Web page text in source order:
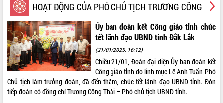
Thứ trưởng Bộ Nông nghiệp và Môi
trường Nguyễn Hoàng Hiệp khảo sát
vùng trồng và doanh nghiệp đóng gói
sầu riêng tại Đắk Lắk
Trình diễn nghệ thuật chế biến các
món ăn từ sầu riêng
Đắk Lắk công bố Quy hoạch và xúc
tiến đầu tư tỉnh
Ngành cá ngừ Đắk Lắk chủ động thích
Hôm nay:
28674
Tất cả: 66004816
HOẠT ĐỘNG CỦA PHÓ CHỦ TỊCH TRƯƠNG CÔNG
THÁI
Ủy ban đoàn kết Công giáo tỉnh chúc
tết lãnh đạo UBND tỉnh Đắk Lắk
(21/01/2025, 16:12)
Chiều 21/01, Đoàn đại diện Ủy ban đoàn kết
Công giáo tỉnh do linh mục Lê Anh Tuấn Phó
Chủ tịch làm trưởng đoàn, đã đến thăm, chúc tết lãnh đạo UBND tỉnh. Đón
tiếp đoàn có đồng chí Trương Công Thái – Phó chủ tịch UBND tỉnh.